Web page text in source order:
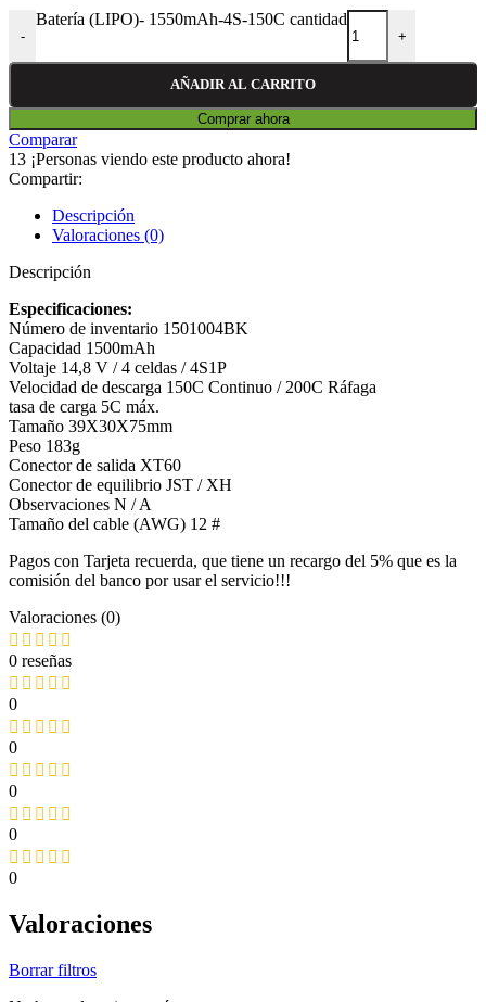
-
Batería (LIPO)- 1550mAh-4S-150C cantidad
+
AÑADIR AL CARRITO
Comprar ahora
Comparar
13 ¡Personas viendo este producto ahora!
Compartir:
Descripción
Valoraciones (0)
Descripción
Especificaciones:
Número de inventario 1501004BK
Capacidad 1500mAh
Voltaje 14,8 V / 4 celdas / 4S1P
Velocidad de descarga 150C Continuo / 200C Ráfaga
tasa de carga 5C máx.
Tamaño 39X30X75mm
Peso 183g
Conector de salida XT60
Conector de equilibrio JST / XH
Observaciones N / A
Tamaño del cable (AWG) 12 #
Pagos con Tarjeta recuerda, que tiene un recargo del 5% que es la
comisión del banco por usar el servicio!!!
Valoraciones (0)
0 reseñas
0
0
0
0
0
Valoraciones
Borrar filtros